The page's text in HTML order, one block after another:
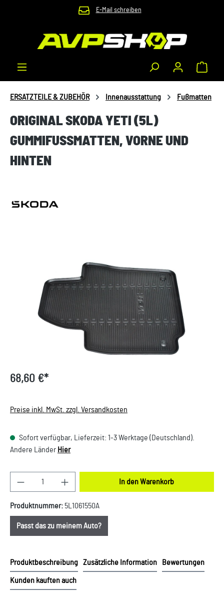
Zum Hauptinhalt springen E-Mail schreiben
ERSATZTEILE & ZUBEHÖR Innenausstattung Fußmatten
ORIGINAL SKODA YETI (5L)
GUMMIFUSSMATTEN, VORNE UND H
INTEN
68,60 €*
Preise inkl. MwSt. zzgl. Versandkosten
Sofort verfügbar, Lieferzeit: 1-3 Werktage (Deutschland).
Andere Länder Hier
Produkt Anzahl: Gib den gewünschten Wert ein
In den Warenkorb
Produktnummer: 5L1061550A
Passt das zu meinem Auto?
Produktbeschreibung Zusätzliche Information Bewertungen
Kunden kauften auch